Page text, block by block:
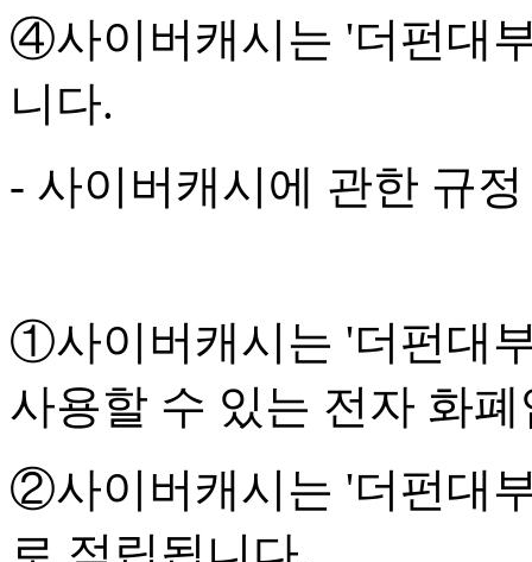
④사이버캐시는 '더펀대
니다.
- 사이버캐시에 관한 규정
①사이버캐시는 '더펀대
사용할 수 있는 전자 화
②사이버캐시는 '더펀대